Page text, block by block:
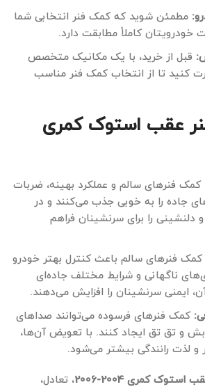
مطمئن شوید که کمک فنر انتخابی شما
کاملاً مطابقت دارد.
قبل از خرید، با یک مکانیک متخصص
کنید تا از انتخاب کمک فنر مناسب
عقب استوک کمری
کمک فنرهای سالم و عملکرد بهینه، ضربات
جاده را به خوبی جذب می‌کنند و در
دلنشینی را برای سرنشینان فراهم
کمک فنرهای سالم باعث کنترل بهتر خودرو
ناگهانی و شرایط مختلف جاده‌ای
ایمنی سرنشینان را افزایش می‌دهند.
کمک فنرهای فرسوده می‌توانند صداهای
و تق تق ایجاد کنند. با تعویض آن‌ها،
و لذت رانندگی بیشتر می‌شود.
کمری 2004-2006
، تعادل،